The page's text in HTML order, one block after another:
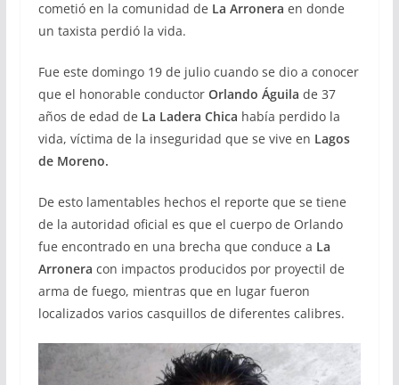
cometió en la comunidad de La Arronera en donde
un taxista perdió la vida.
Fue este domingo 19 de julio cuando se dio a conocer
que el honorable conductor Orlando Águila de 37
años de edad de La Ladera Chica había perdido la
vida, víctima de la inseguridad que se vive en Lagos
de Moreno.
De esto lamentables hechos el reporte que se tiene
de la autoridad oficial es que el cuerpo de Orlando
fue encontrado en una brecha que conduce a La
Arronera con impactos producidos por proyectil de
arma de fuego, mientras que en lugar fueron
localizados varios casquillos de diferentes calibres.